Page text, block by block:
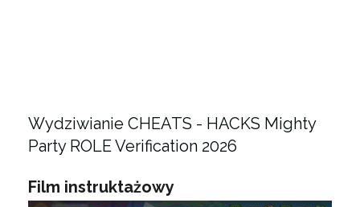
Wydziwianie CHEATS - HACKS Mighty
Party ROLE Verification 2026
Film instruktażowy